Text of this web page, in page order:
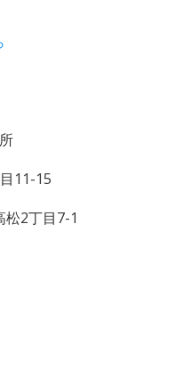
11-15
2丁目7-1